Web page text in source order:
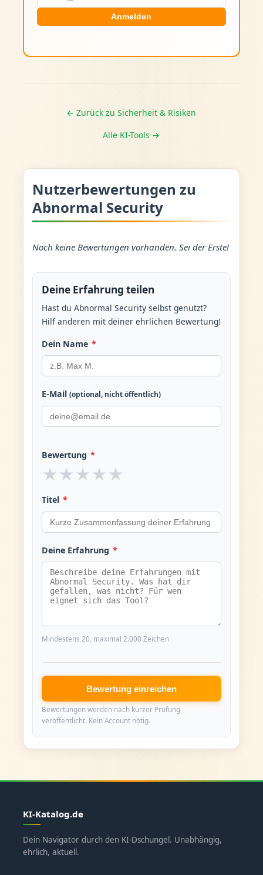
Anmelden
← Zurück zu Sicherheit & Risiken
Alle KI-Tools →
Nutzerbewertungen zu
Abnormal Security
Noch keine Bewertungen vorhanden. Sei der Erste!
Deine Erfahrung teilen
Hast du Abnormal Security selbst genutzt?
Hilf anderen mit deiner ehrlichen Bewertung!
Dein Name *
E-Mail (optional, nicht öffentlich)
Bewertung *
★ ★ ★ ★ ★
Titel *
Deine Erfahrung *
Mindestens 20, maximal 2.000 Zeichen
Bewertung einreichen
Bewertungen werden nach kurzer Prüfung
veröffentlicht. Kein Account nötig.
KI-Katalog.de
Dein Navigator durch den KI-Dschungel. Unabhängig,
ehrlich, aktuell.